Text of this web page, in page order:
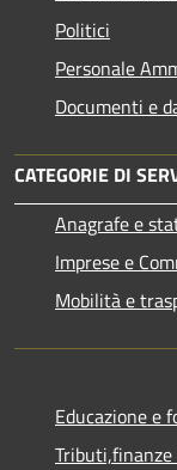
Politici
Personale
Documenti e
CATEGORIE DI
Anagrafe e
Imprese e
Mobilità e
Educazione e